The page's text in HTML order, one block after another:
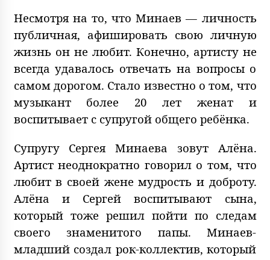
Несмотря на то, что Минаев — личность
публичная, афишировать свою личную
жизнь он не любит. Конечно, артисту не
всегда удавалось отвечать на вопросы о
самом дорогом. Стало известно о том, что
музыкант более 20 лет женат и
воспитывает с супругой общего ребёнка.
Супругу Сергея Минаева зовут Алёна.
Артист неоднократно говорил о том, что
любит в своей жене мудрость и доброту.
Алёна и Сергей воспитывают сына,
который тоже решил пойти по следам
своего знаменитого папы. Минаев-
младший создал рок-коллектив, который